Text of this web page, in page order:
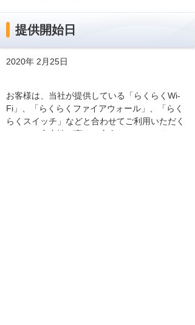
提供開始日
2020年 2月25日
お客様は、当社が提供している「らくらくWi-
Fi」、「らくらくファイアウォール」、「らく
らくスイッチ」などと合わせてご利用いただく
ことで、安定性が高く、安全なオフィスネット